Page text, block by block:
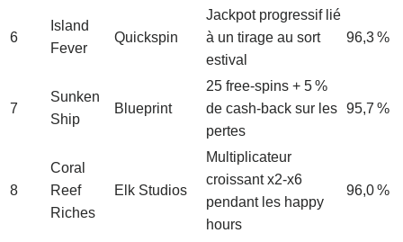
6
Island
Fever
Quickspin
Jackpot progressif lié
à un tirage au sort
estival
96,3 %
7
Sunken
Ship
Blueprint
25 free‑spins + 5 %
de cash‑back sur les
pertes
95,7 %
8
Coral
Reef
Riches
Elk Studios
Multiplicateur
croissant x2‑x6
pendant les happy
hours
96,0 %